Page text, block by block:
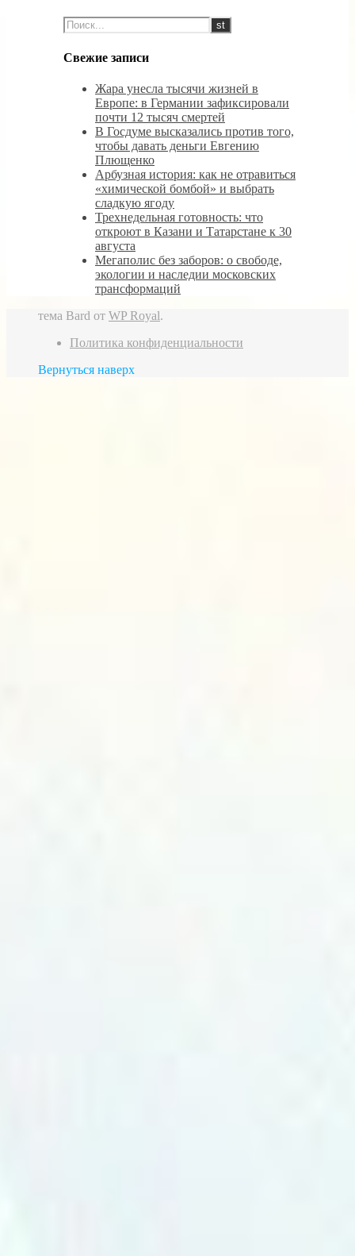
Свежие записи
Жара унесла тысячи жизней в
Европе: в Германии зафиксировали
почти 12 тысяч смертей
В Госдуме высказались против того,
чтобы давать деньги Евгению
Плющенко
Арбузная история: как не отравиться
«химической бомбой» и выбрать
сладкую ягоду
Трехнедельная готовность: что
откроют в Казани и Татарстане к 30
августа
Мегаполис без заборов: о свободе,
экологии и наследии московских
трансформаций
тема Bard от WP Royal.
Политика конфиденциальности
Вернуться наверх